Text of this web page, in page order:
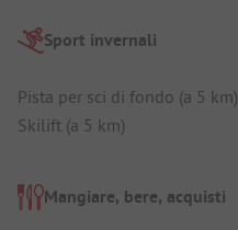
Sport invernali
Pista per sci di fondo (a 5 km)
Skilift (a 5 km)
Mangiare, bere, acquisti